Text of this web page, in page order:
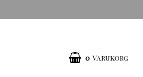
0 Varukorg